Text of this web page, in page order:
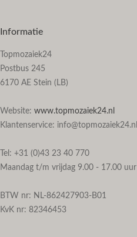
Informatie
Topmozaiek24
Postbus 245
6170 AE Stein (LB)
Website: www.topmozaiek24.nl
Klantenservice: info@topmozaiek24.nl
Tel: +31 (0)43 23 40 770
Maandag t/m vrijdag 9.00 - 17.00 uur
BTW nr: NL-862427903-B01
KvK nr: 82346453